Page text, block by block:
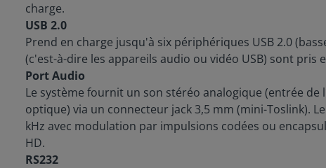
charge.
USB 2.0
Prend en charge jusqu'à six périphériques USB 2.0
(c'est-à-dire les appareils audio ou vidéo USB) sont
Port Audio
Le système fournit un son stéréo analogique (entrée
optique) via un connecteur jack 3,5 mm (mini-Toslink).
kHz avec modulation par impulsions codées ou
HD.
RS232